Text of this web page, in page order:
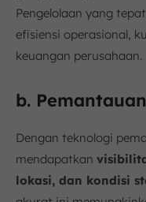
Pengelolaan yang
efisiensi operasional,
keuangan perusahaan.
b.
Dengan teknologi
mendapatkan
lokasi, dan kondisi